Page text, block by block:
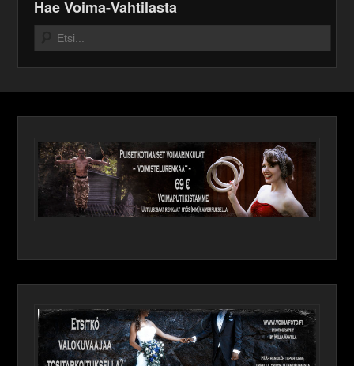
Hae Voima-Vahtilasta
Search